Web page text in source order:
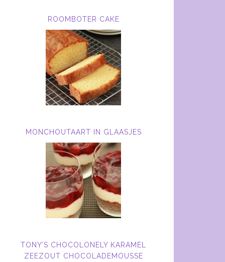
ROOMBOTER CAKE
MONCHOUTAART IN GLAASJES
TONY’S CHOCOLONELY KARAMEL
ZEEZOUT CHOCOLADEMOUSSE